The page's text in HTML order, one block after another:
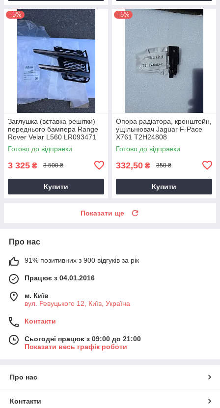
–5%
Заглушка (вставка решітки)
переднього бампера Range
Rover Velar L560 LR093471
J8A217E852AB J8A28B290AA
оригінал
Готово до відправки
3 325 ₴ 3 500 ₴
Купити
–5%
Опора радіатора, кронштейн,
ущільнювач Jaguar F-Pace
X761 T2H24808
GX738A290BB GX738A290EC
GX738A290EB
Готово до відправки
332,50 ₴ 350 ₴
Купити
Показати ще
Про нас
91% позитивних з 900 відгуків за рік
Працює з 04.01.2016
м. Київ
вул. Ревуцького 12, Київ, Україна
Контакти
Сьогодні працює з 09:00 до 21:00
Показати весь графік роботи
Про нас
Контакти